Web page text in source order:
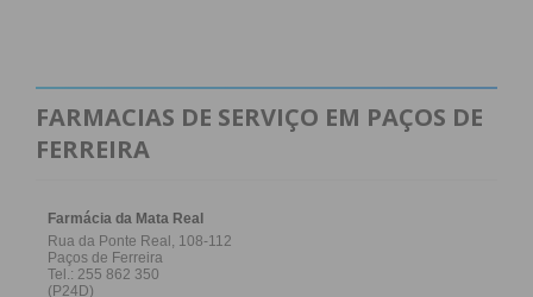
FARMACIAS DE SERVIÇO EM PAÇOS DE
FERREIRA